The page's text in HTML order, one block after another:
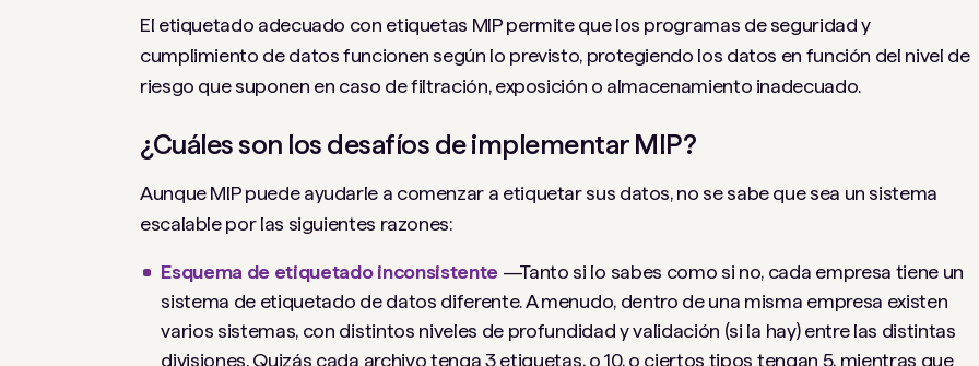
El etiquetado adecuado con etiquetas MIP permite que los programas de seguridad y
cumplimiento de datos funcionen según lo previsto, protegiendo los datos en función del nivel de
riesgo que suponen en caso de filtración, exposición o almacenamiento inadecuado.
¿Cuáles son los desafíos de implementar MIP?
Aunque MIP puede ayudarle a comenzar a etiquetar sus datos, no se sabe que sea un sistema
escalable por las siguientes razones:
Esquema de etiquetado inconsistente —Tanto si lo sabes como si no, cada empresa tiene un
sistema de etiquetado de datos diferente. A menudo, dentro de una misma empresa existen
varios sistemas, con distintos niveles de profundidad y validación (si la hay) entre las distintas
divisiones. Quizás cada archivo tenga 3 etiquetas, o 10, o ciertos tipos tengan 5, mientras que